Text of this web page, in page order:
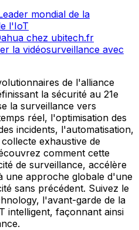
mondial de la
l'IoT
chez ubitech.fr
la vidéosurveillance avec
de l'alliance
la sécurité au 21e
la surveillance vers
réel, l'optimisation des
incidents, l'automatisation,
exhaustive de
comment cette
de surveillance, accélère
une approche globale d'une
sans précédent. Suivez le
l'avant-garde de la
intelligent, façonnant ainsi